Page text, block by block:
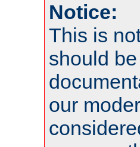
Notice:
This is
should
our